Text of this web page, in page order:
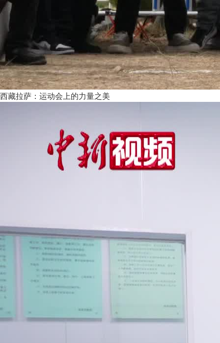
西藏拉萨：运动会上的力量之美